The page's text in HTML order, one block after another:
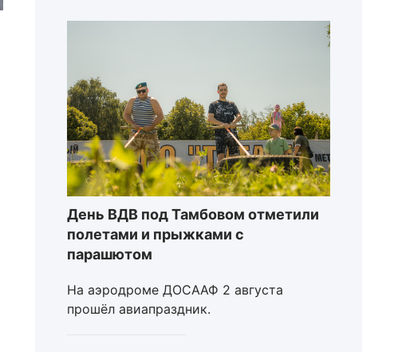
День ВДВ под Тамбовом отметили
полетами и прыжками с
парашютом
На аэродроме ДОСААФ 2 августа
прошёл авиапраздник.